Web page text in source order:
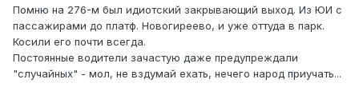
Помню на 276-м был идиотский закрывающий выход. Из ЮИ с
пассажирами до платф. Новогиреево, и уже оттуда в парк.
Косили его почти всегда.
Постоянные водители зачастую даже предупреждали
"случайных" - мол, не вздумай ехать, нечего народ приучать...